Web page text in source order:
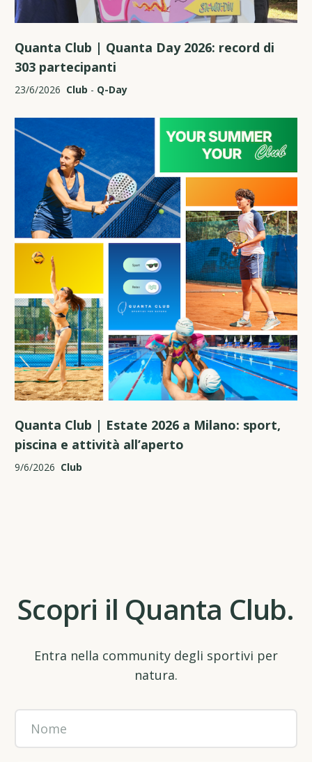
Quanta Club | Quanta Day 2026: record di
303 partecipanti
23/6/2026 Club - Q-Day
Quanta Club | Estate 2026 a Milano: sport,
piscina e attività all’aperto
9/6/2026 Club
Scopri il Quanta Club.
Entra nella community degli sportivi per
natura.